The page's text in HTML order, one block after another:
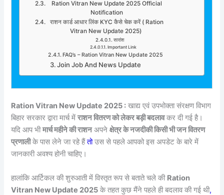
Ration Vitran New Update 2025 Official
Notification
राशन कार्ड आधार लिंक KYC कैसे चेक करें ( Ration
Vitran New Update 2025)
सारांश
Important Link
FAQ’s – Ration Vitran New Update 2025
Join Job And News Update
Ration Vitran New Update 2025 : खाद्य एवं उपभोक्ता संरक्षण विभाग
बिहार सरकार द्वारा मार्च मेंराशन वितरण को लेकर बड़ी बदलावकर दी गई है।
यदि आप भीमार्च महीने की राशनअपनेक्षेत्र के नजदीकी किसी भी जन वितरण
प्रणालीके पास लेने जा रहे हैंतोउस से पहले आपको इस अपडेट के बारे में
जानकारी अवश्य होनी चाहिए।
हालांकि आर्टिकल की शुरुआती में विस्तृत रूप से बताते चले की Ration
Vitran New Update 2025 के तहत कुछ मैंने पहले ही बदलाव की गई थी,